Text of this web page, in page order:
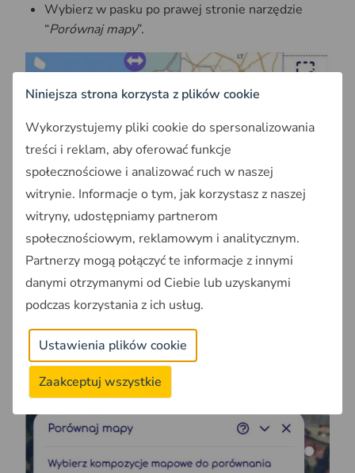
Wybierz w pasku po prawej stronie narzędzie
“Porównaj mapy”.
porównania. Jeśli chcesz porównać ortofotomapy
historyczną i aktualną wybierz: “
aktualna” (1) i “Ortofotomapa Lublina 1944 r.”
Niniejsza strona korzysta z plików cookie
Wykorzystujemy pliki cookie do spersonalizowania
treści i reklam, aby oferować funkcje
społecznościowe i analizować ruch w naszej
witrynie. Informacje o tym, jak korzystasz z naszej
witryny, udostępniamy partnerom
społecznościowym, reklamowym i analitycznym.
Partnerzy mogą połączyć te informacje z innymi
danymi otrzymanymi od Ciebie lub uzyskanymi
podczas korzystania z ich usług.
Ustawienia plików cookie
Zaakceptuj wszystkie